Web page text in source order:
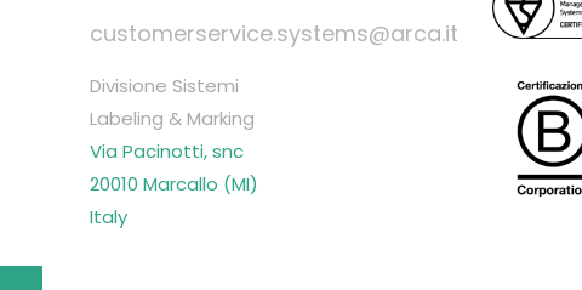
customerservice.systems@arca.it
Divisione Sistemi
Labeling & Marking
Via Pacinotti, snc
20010 Marcallo (MI)
Italy